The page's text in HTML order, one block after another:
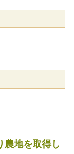
農地を取得し